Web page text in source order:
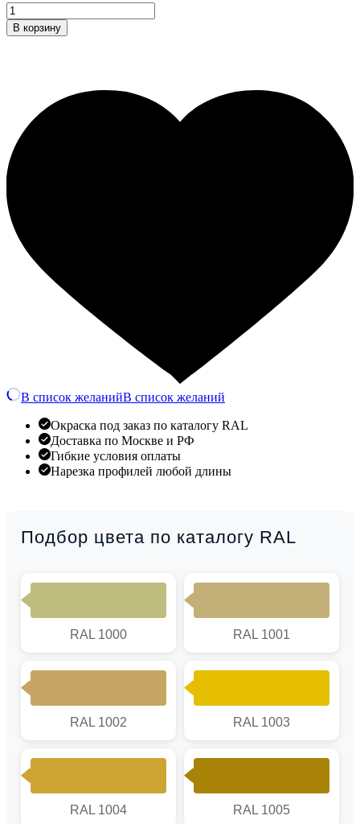
Ручка
для
стеклянных
Количество
В корзину
В список желанийВ список желаний
Окраска под заказ по каталогу RAL
Доставка по Москве и РФ
Гибкие условия оплаты
Нарезка профилей любой длины
Подбор цвета по каталогу RAL
RAL 1000 RAL 1001
RAL 1002 RAL 1003
RAL 1004 RAL 1005